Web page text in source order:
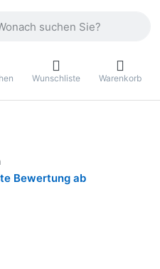
Wunschliste Warenkorb
Bewertung ab